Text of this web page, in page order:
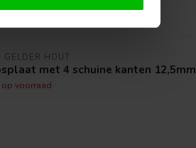
GELDER HOUT
met 4 schuine kanten 12,5mm
op voorraad